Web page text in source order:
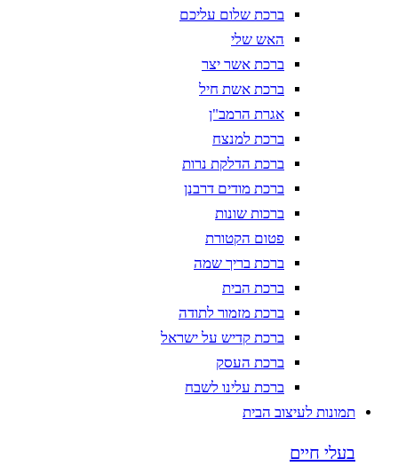
ברכת שלום עליכם
האש שלי
ברכת אשר יצר
ברכת אשת חיל
אגרת הרמב"ן
ברכת למנצח
ברכת הדלקת נרות
ברכת מודים דרבנן
ברכות שונות
פטום הקטורת
ברכת בריך שמה
ברכת הבית
ברכת מזמור לתודה
ברכת קדיש על ישראל
ברכת העסק
ברכת עלינו לשבח
תמונות לעיצוב הבית
בעלי חיים